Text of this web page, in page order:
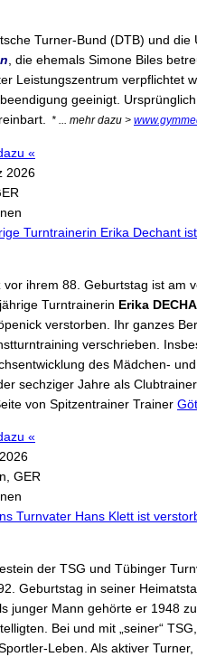
Turner-Bund (DTB) und
, die ehemals Simone Biles
Leistungszentrum verpflichtet
geeinigt.
* ... mehr dazu >
«
2026
Turntrainerin Erika Dechant
vor ihrem 88. Geburtstag ist am
Turntrainerin Erika
verstorben. Ihr ganzes
verschrieben.
des Mädchen-
sechziger Jahre als
von Spitzentrainer Trainer
«
GER
Turnvater Hans Klett ist
der TSG und Tübinger
Geburtstag in seiner
junger Mann gehörte er 1948
Bei und mit „seiner“
Leben. Als aktiver